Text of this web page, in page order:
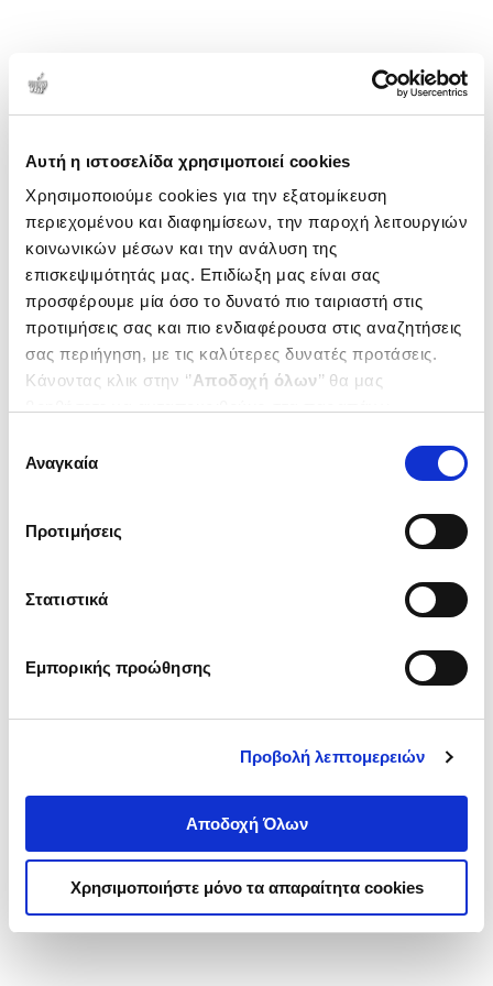
Αυτή η ιστοσελίδα χρησιμοποιεί cookies
Χρησιμοποιούμε cookies για την εξατομίκευση
περιεχομένου και διαφημίσεων, την παροχή λειτουργιών
κοινωνικών μέσων και την ανάλυση της
επισκεψιμότητάς μας. Επιδίωξη μας είναι σας
προσφέρουμε μία όσο το δυνατό πιο ταιριαστή στις
προτιμήσεις σας και πιο ενδιαφέρουσα στις αναζητήσεις
σας περιήγηση, με τις καλύτερες δυνατές προτάσεις.
Κάνοντας κλικ στην ‘’Αποδοχή όλων’’ θα μας
ενδιαφέρουν και να επιλέξετε από τα παρακάτω με την
΄΄και να ενημερωθείτε σχετικά με
συγκατάθεσης
Αναγκαία
Προτιμήσεις
Στατιστικά
Εμπορικής προώθησης
Προβολή λεπτομερειών
Αποδοχή Όλων
Χρησιμοποιήστε μόνο τα απαραίτητα cookies